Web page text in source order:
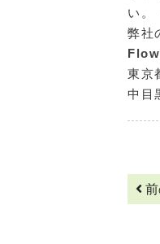
い。
弊社
東京
中目